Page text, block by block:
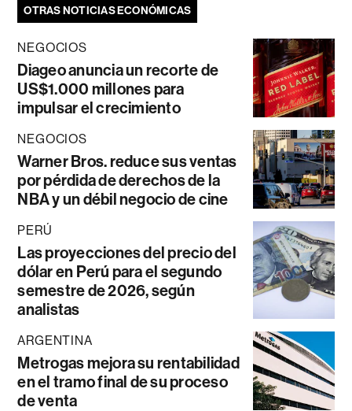
OTRAS NOTICIAS ECONÓMICAS
NEGOCIOS
Diageo anuncia un recorte de
US$1.000 millones para
impulsar el crecimiento
NEGOCIOS
Warner Bros. reduce sus ventas
por pérdida de derechos de la
NBA y un débil negocio de cine
PERÚ
Las proyecciones del precio del
dólar en Perú para el segundo
semestre de 2026, según
analistas
ARGENTINA
Metrogas mejora su rentabilidad
en el tramo final de su proceso
de venta